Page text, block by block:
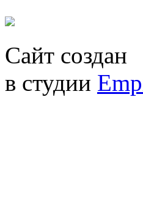
Сайт создан
в студии